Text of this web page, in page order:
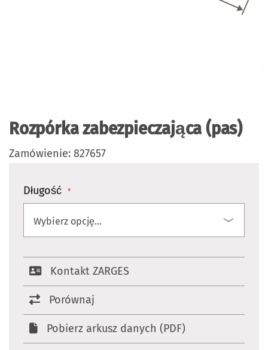
Rozpórka zabezpieczająca (pas)
Zamówienie: 827657
Długość
Kontakt ZARGES
Porównaj
Pobierz arkusz danych (PDF)
galerii